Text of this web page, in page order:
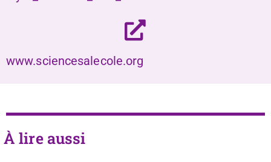
www.sciencesalecole.org
À lire aussi